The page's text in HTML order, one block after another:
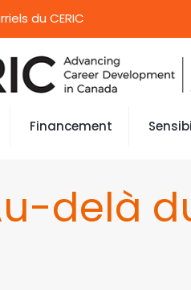
du CERIC
Financement
delà